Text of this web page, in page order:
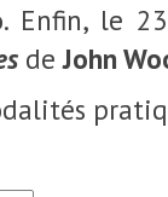
. Enfin, le
deJohn